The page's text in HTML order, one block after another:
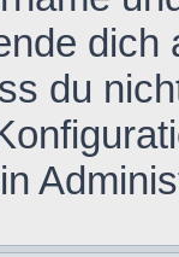
dich
du